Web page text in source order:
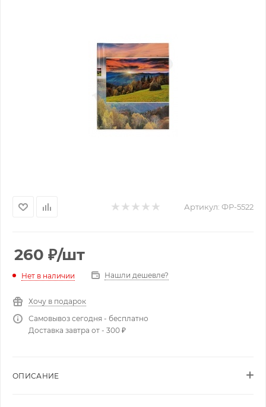
Артикул: ФР-5522
260 ₽/шт
Нет в наличии Нашли дешевле?
Хочу в подарок
Самовывоз сегодня - бесплатно
Доставка завтра от - 300 ₽
ОПИСАНИЕ